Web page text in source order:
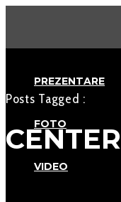
PREZENTARE
FOTO
VIDEO
Posts Tagged :
CENTER